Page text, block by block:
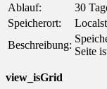
Ablauf:
30
Speicherort:
Beschreibung:
Seite
view_isGrid